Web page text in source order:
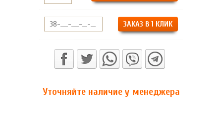
ЗАКАЗ В 1 КЛИК
Уточняйте наличие у менеджера